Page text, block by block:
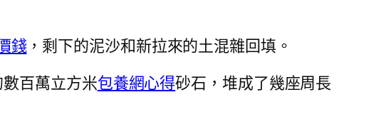
錢，剩下的泥沙和新拉來的土混雜回填。
百萬立方米包養網心得砂石，堆成了幾座周長